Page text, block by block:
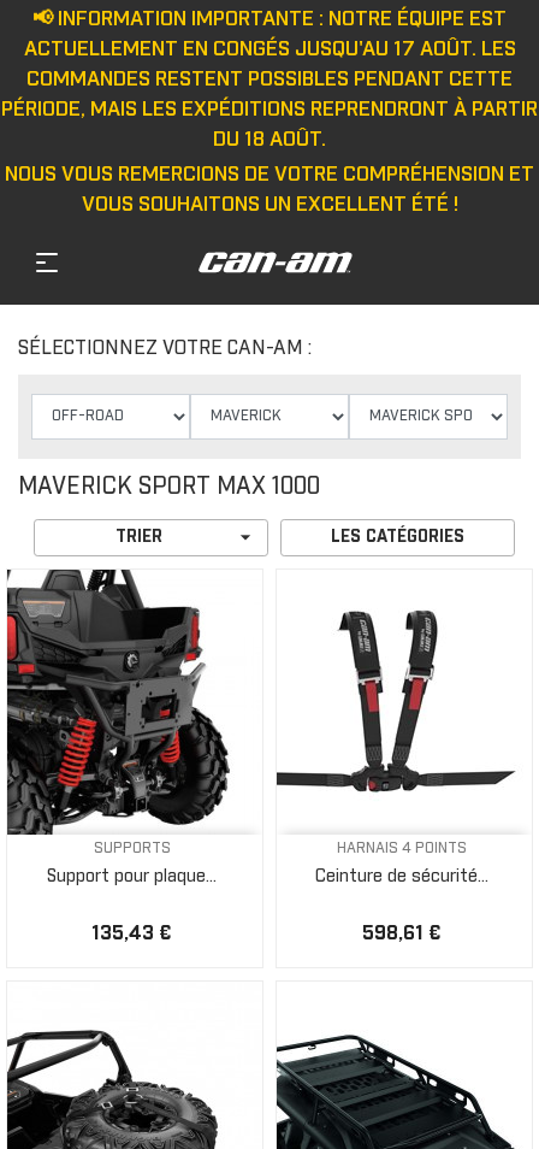
📢 INFORMATION IMPORTANTE : NOTRE ÉQUIPE EST
ACTUELLEMENT EN CONGÉS JUSQU'AU 17 AOÛT. LES
COMMANDES RESTENT POSSIBLES PENDANT CETTE
PÉRIODE, MAIS LES EXPÉDITIONS REPRENDRONT À PARTIR
DU 18 AOÛT.
NOUS VOUS REMERCIONS DE VOTRE COMPRÉHENSION ET
VOUS SOUHAITONS UN EXCELLENT ÉTÉ !
SÉLECTIONNEZ VOTRE CAN-AM :
MAVERICK SPORT MAX 1000
TRIER  LES CATÉGORIES
SUPPORTS
Support pour plaque...
135,43 €
HARNAIS 4 POINTS
Ceinture de sécurité...
598,61 €